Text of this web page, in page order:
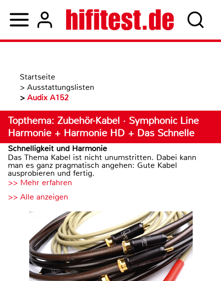
Startseite
> Ausstattungslisten
> Audix A152
Topthema: Zubehör-Kabel · Symphonic Line
Harmonie + Harmonie HD + Das Schnelle
Schnelligkeit und Harmonie
Das Thema Kabel ist nicht unumstritten. Dabei kann
man es ganz pragmatisch angehen: Gute Kabel
ausprobieren und fertig.
>> Mehr erfahren
>> Alle anzeigen